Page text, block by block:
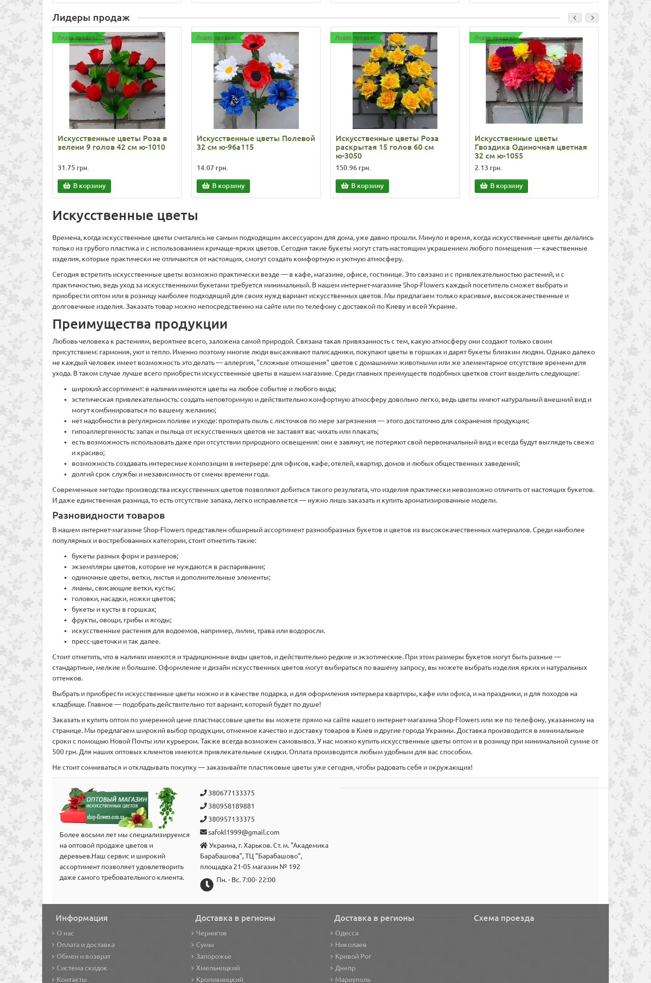
Лидеры продаж
Лидер продаж!
Искусственные цветы Роза в
зелени 9 голов 42 см ю-1010
31.75 грн.
В корзину
Лидер продаж!
Искусственные цветы Полевой
32 см ю-96а115
14.07 грн.
В корзину
Лидер продаж!
Искусственные цветы Роза
раскрытая 15 голов 60 см
ю-3050
150.96 грн.
В корзину
Лидер продаж!
Искусственные цветы
Гвоздика Одиночная цветная
32 см ю-1055
2.13 грн.
В корзину
Лидер
ю-2252
88.80 грн.
В
Искусственные цветы
Времена, когда искусственные цветы считались не самым подходящим аксессуаром для дома, уже давно прошли. Минуло и время, когда искусственные цветы делались
только из грубого пластика и с использованием кричаще-ярких цветов. Сегодня такие букеты могут стать настоящим украшением любого помещения — качественные
изделия, которые практически не отличаются от настоящих, смогут создать комфортную и уютную атмосферу.
Сегодня встретить искусственные цветы возможно практически везде — в кафе, магазине, офисе, гостинице. Это связано и с привлекательностью растений, и с
практичностью, ведь уход за искусственными букетами требуется минимальный. В нашем интернет-магазине Shop-Flowers каждый посетитель сможет выбрать и
приобрести оптом или в розницу наиболее подходящий для своих нужд вариант искусственных цветов. Мы предлагаем только красивые, высококачественные и
долговечные изделия. Заказать товар можно непосредственно на сайте или по телефону с доставкой по Киеву и всей Украине.
Преимущества продукции
Любовь человека к растениям, вероятнее всего, заложена самой природой. Связана такая привязанность с тем, какую атмосферу они создают только своим
присутствием: гармония, уют и тепло. Именно поэтому многие люди высаживают палисадники, покупают цветы в горшках и дарят букеты близким людям. Однако далеко
не каждый человек имеет возможность это делать — аллергия, "сложные отношения" цветов с домашними животными или же элементарное отсутствие времени для
ухода. В таком случае лучше всего приобрести искусственные цветы в нашем магазине. Среди главных преимуществ подобных цветков стоит выделить следующие:
широкий ассортимент: в наличии имеются цветы на любое событие и любого вида;
эстетическая привлекательность: создать неповторимую и действительно комфортную атмосферу довольно легко, ведь цветы имеют натуральный внешний вид и
могут комбинироваться по вашему желанию;
нет надобности в регулярном поливе и уходе: протирать пыль с листочков по мере загрязнения — этого достаточно для сохранения продукции;
гипоаллергенность: запах и пыльца от искусственных цветов не заставят вас чихать или плакать;
есть возможность использовать даже при отсутствии природного освещения: они е завянут, не потеряют свой первоначальный вид и всегда будут выглядеть свежо
и красиво;
возможность создавать интересные композиции в интерьере: для офисов, кафе, отелей, квартир, домов и любых общественных заведений;
долгий срок службы и независимость от смены времени года.
Современные методы производства искусственных цветов позволяют добиться такого результата, что изделия практически невозможно отличить от настоящих букетов.
И даже единственная разница, то есть отсутствие запаха, легко исправляется — нужно лишь заказать и купить ароматизированные модели.
Разновидности товаров
В нашем интернет-магазине Shop-Flowers представлен обширный ассортимент разнообразных букетов и цветов из высококачественных материалов. Среди наиболее
популярных и востребованных категории, стоит отметить такие:
букеты разных форм и размеров;
экземпляры цветов, которые не нуждаются в распаривании;
одиночные цветы, ветки, листья и дополнительные элементы;
лианы, свисающие ветки, кусты;
головки, насадки, ножки цветов;
букеты и кусты в горшках;
фрукты, овощи, грибы и ягоды;
искусственные растения для водоемов, например, лилии, трава или водоросли.
пресс-цветочки и так далее.
Стоит отметить, что в наличии имеются и традиционные виды цветов, и действительно редкие и экзотические. При этом размеры букетов могут быть разные —
стандартные, мелкие и большие. Оформление и дизайн искусственных цветов могут выбираться по вашему запросу, вы можете выбрать изделия ярких и натуральных
оттенков.
Выбрать и приобрести искусственные цветы можно и в качестве подарка, и для оформления интерьера квартиры, кафе или офиса, и на праздники, и для походов на
кладбище. Главное — подобрать действительно тот вариант, который будет по душе!
Заказать и купить оптом по умеренной цене пластмассовые цветы вы можете прямо на сайте нашего интернет-магазина Shop-Flowers или же по телефону, указанному на
странице. Мы предлагаем широкий выбор продукции, отменное качество и доставку товаров в Киев и другие города Украины. Доставка производится в минимальные
сроки с помощью Новой Почты или курьером. Также всегда возможен самовывоз. У нас можно купить искусственные цветы оптом и в розницу при минимальной сумме от
500 грн. Для наших оптовых клиентов имеются привлекательные скидки. Оплата производится любым удобным для вас способом.
Не стоит сомневаться и откладывать покупку — заказывайте пластиковые цветы уже сегодня, чтобы радовать себя и окружающих!
Более восьми лет мы специализируемся
на оптовой продаже цветов и
деревьев.Наш сервис и широкий
аcсортимент позволяет удовлетворить
даже самого требовательного клиента.
380677133375
380958189881
380957133375
safokl1999@gmail.com
Украина, г. Харьков. Ст. м. "Академика
Барабашова", ТЦ "Барабашово",
площадка 21-05 магазин № 192
Пн. - Вс. 7:00- 22:00
Информация
О нас
Оплата и доставка
Обмен и возврат
Система скидок
Контакты
Доставка в регионы
Чернигов
Сумы
Запорожье
Хмельницкий
Кропивницкий
Доставка в регионы
Одесса
Николаев
Кривой Рог
Днепр
Мариуполь
Схема проезда